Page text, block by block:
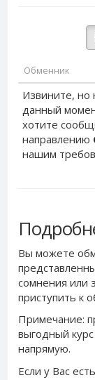
Обменник
Извините, но
данный
хотите
направлению
нашим
Вы можете
сомнения или
приступить к
Примечание:
выгодный
напрямую.
Если у Вас